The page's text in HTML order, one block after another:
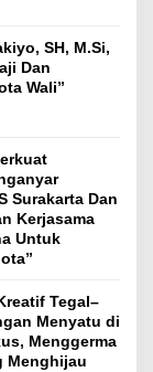
SH, M.Si,
Dan
Wali”
Surakarta Dan
Kerjasama
Untuk
Tegal–
Menyatu di
Menggerma
Menghijau